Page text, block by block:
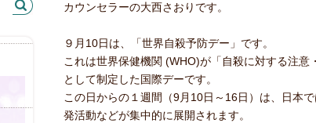
カウンセラーの大西さおりです。
９月10日は、「世界自殺予防デー」です。
これは世界保健機関 (WHO)が「自殺に対する注
として制定した国際デーです。
この日からの１週間（9月10日～16日）は、日本
発活動などが集中的に展開されます。